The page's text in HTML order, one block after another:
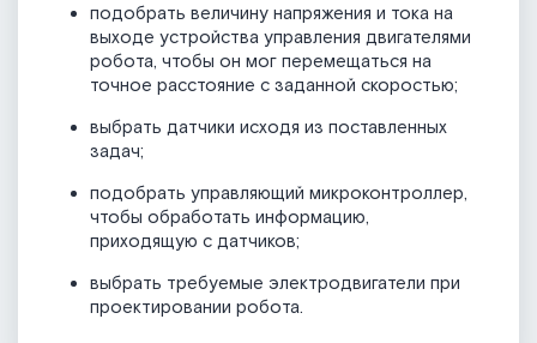
подобрать величину напряжения и тока на
выходе устройства управления двигателями
робота, чтобы он мог перемещаться на
точное расстояние с заданной скоростью;
выбрать датчики исходя из поставленных
задач;
подобрать управляющий микроконтроллер,
чтобы обработать информацию,
приходящую с датчиков;
выбрать требуемые электродвигатели при
проектировании робота.